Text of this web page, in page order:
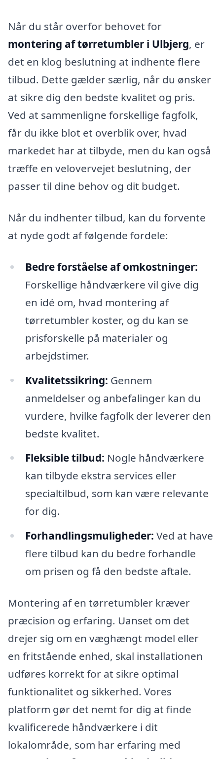
Når du står overfor behovet for
montering af tørretumbler i Ulbjerg, er
det en klog beslutning at indhente flere
tilbud. Dette gælder særlig, når du ønsker
at sikre dig den bedste kvalitet og pris.
Ved at sammenligne forskellige fagfolk,
får du ikke blot et overblik over, hvad
markedet har at tilbyde, men du kan også
træffe en velovervejet beslutning, der
passer til dine behov og dit budget.
Når du indhenter tilbud, kan du forvente
at nyde godt af følgende fordele:
Bedre forståelse af omkostninger:
Forskellige håndværkere vil give dig
en idé om, hvad montering af
tørretumbler koster, og du kan se
prisforskelle på materialer og
arbejdstimer.
Kvalitetssikring: Gennem
anmeldelser og anbefalinger kan du
vurdere, hvilke fagfolk der leverer den
bedste kvalitet.
Fleksible tilbud: Nogle håndværkere
kan tilbyde ekstra services eller
specialtilbud, som kan være relevante
for dig.
Forhandlingsmuligheder: Ved at have
flere tilbud kan du bedre forhandle
om prisen og få den bedste aftale.
Montering af en tørretumbler kræver
præcision og erfaring. Uanset om det
drejer sig om en væghængt model eller
en fritstående enhed, skal installationen
udføres korrekt for at sikre optimal
funktionalitet og sikkerhed. Vores
platform gør det nemt for dig at finde
kvalificerede håndværkere i dit
lokalområde, som har erfaring med